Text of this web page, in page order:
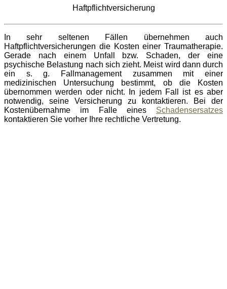
Haftpflichtversicherung
In sehr seltenen Fällen übernehmen auch
Haftpflichtversicherungen die Kosten einer Traumatherapie.
Gerade nach einem Unfall bzw. Schaden, der eine
psychische Belastung nach sich zieht. Meist wird dann durch
ein s. g. Fallmanagement zusammen mit einer
medizinischen Untersuchung bestimmt, ob die Kosten
übernommen werden oder nicht. In jedem Fall ist es aber
notwendig, seine Versicherung zu kontaktieren. Bei der
Kostenübernahme im Falle eines Schadensersatzes
kontaktieren Sie vorher Ihre rechtliche Vertretung.